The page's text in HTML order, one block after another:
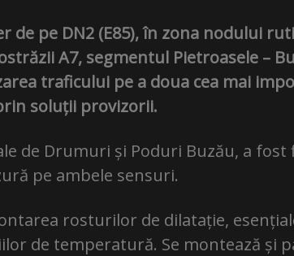
de pe DN2 (E85), în zona nodului
A7, segmentul Pietroasele –
traficului pe a doua cea mai
soluții provizorii.
de Drumuri și Poduri Buzău, a fost
pe ambele sensuri.
rosturilor de dilatație,
de temperatură. Se montează și